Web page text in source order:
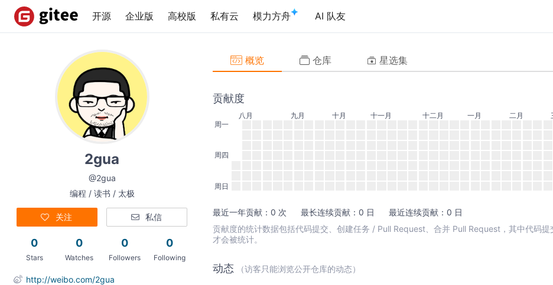
开源 企业版 高校版 私有云 模力方舟 AI 队友
2gua
@2gua
编程 / 读书 / 太极
关注 私信
0
Stars
0
Watches
0
Followers
0
Following
http://weibo.com/2gua
概览 仓库 星选集
贡献度
周一
周四
周日
八月 九月 十月 十一月 十二月 一月 二月
最近一年贡献：0 次 最长连续贡献：0 日
最近连续贡献：0 日
贡献度的统计数据包括代码提交、创建任务 / Pull Request、合并 Pull Request，其中代码
才会被统计。
动态 （访客只能浏览公开仓库的动态）